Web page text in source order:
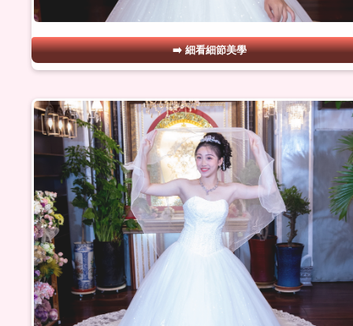
細看細節美學
#24